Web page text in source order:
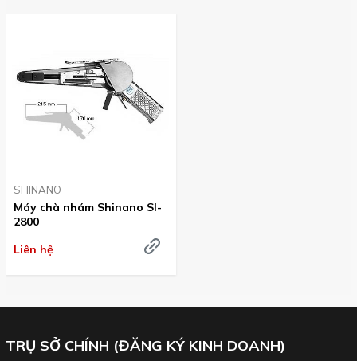
SHINANO
Máy chà nhám Shinano SI-
2800
Liên hệ
TRỤ SỞ CHÍNH (ĐĂNG KÝ KINH DOANH)